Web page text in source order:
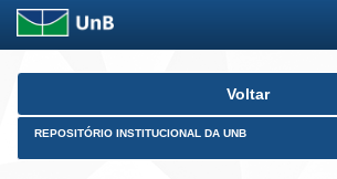
Skip
Voltar
REPOSITÓRIO INSTITUCIONAL DA UNB